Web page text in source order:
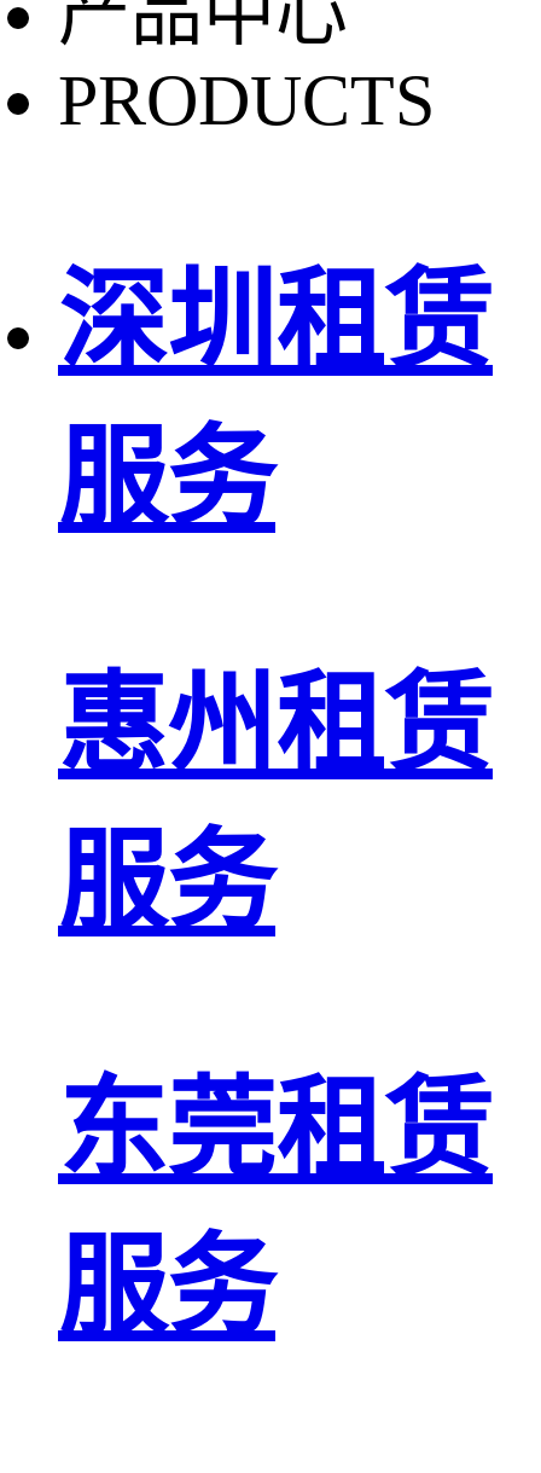
PRODUCTS
深圳租赁
服务
惠州租赁
服务
东莞租赁
服务